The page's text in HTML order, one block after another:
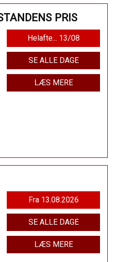
PRIS
Helafte... 13/08
SE ALLE DAGE
LÆS MERE
Fra 13.08.2026
SE ALLE DAGE
LÆS MERE